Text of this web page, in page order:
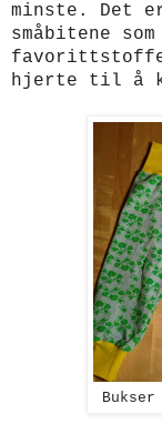
minste. Det
småbitene
hjerte til å